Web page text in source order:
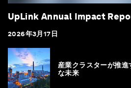
UpLink Annual Impact
2026年3月17日
産業クラスターが推
な未来